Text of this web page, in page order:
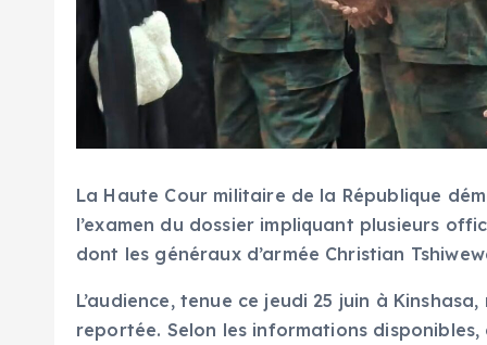
La Haute Cour militaire de la République
l’examen du dossier impliquant plusieurs
dont les généraux d’armée Christian
L’audience, tenue ce jeudi 25 juin à
reportée. Selon les informations